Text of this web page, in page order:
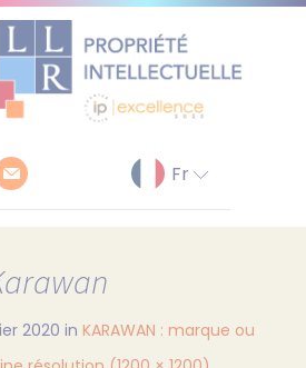
2020 in KARAWAN : marque ou